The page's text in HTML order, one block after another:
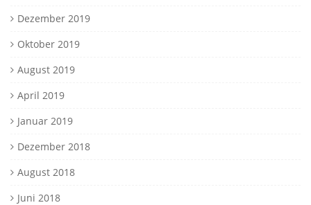
Dezember 2019
Oktober 2019
August 2019
April 2019
Januar 2019
Dezember 2018
August 2018
Juni 2018